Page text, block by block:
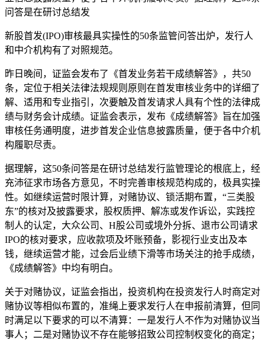
问答是在研讨总结发
新股首发(IPO)审核最具实操性的50条监管问答出炉，发行人
和中介机构有了对照规范。
昨日晚间，证监会发布了《首发业务若干成绩解答》，共50
条，定位于相关法律法规规则原则在首发审核业务中的详细了
解、适用和专业指引，次要触及首发请求人具有个性的法律成
绩与财务会计成绩。证监会表示，发布《成绩解答》旨在加强
审核任务通明度，进步首发企业信息披露质量，便于各中介机
构履职尽责。
据理解，这50条问答是在研讨总结发行监管理论的根底上，经
充沛征求市场各方意见，不时完善审核规范构成的，极具实操
性。如继续运营时限计算，对赌协议、锁活期布置，“三类股
东”的核对及披露要求，股权质押、解冻或发作诉讼，实践控
制人的认定，大众公司、H股公司或境外分拆、退市公司请求
IPO的核对要求，应收款项及坏账预备，影视行业支出及本
钱，继续运营才能，过会后业绩下滑等市场关注的抢手成绩，
《成绩解答》中均有明白。
关于对赌协议，证监会指出，投资机构在投资发行人时商定对
赌协议等相似布置的，准绳上要求发行人在申报前清算，但同
时满足以下要求的可以不清算：一是发行人不作为对赌协议当
事人；二是对赌协议不存在能够招致公司控制权变化的商定；